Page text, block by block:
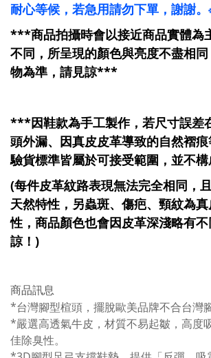
耐心等候，若急用請勿下單，謝謝
***商品拍攝時會以接近商品實體為
不同，所呈現的顏色與亮度不盡相
物為準，請見諒***
***因鞋款為手工製作，若尺寸誤差
頭外漏、因真皮皮革導致的自然褶
驗貨標準皆屬於可接受範圍，並不
(每件皮革紋路表現無法完全相同，
天然特性，另蟲斑、傷疤、頸紋為
性，商品顏色也會因皮革深淺略有
諒！)
商品訊息
*台灣腳型楦頭，擺脫歐美品牌不合台灣
*嚴選高透氣牛皮，材質不易起皺，高度
佳除臭性。